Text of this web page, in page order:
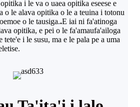
i le va o uaea opitika eseese e
o le alava opitika o le a teuina i totonu
o le tausiga..E iai ni fa'atinoga
opitika, e pei o le fa'amaufa'ailoga
i le susu, ma e le pala pe a uma